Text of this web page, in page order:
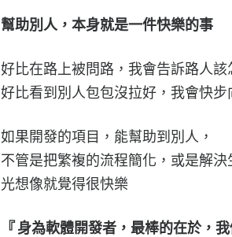
幫助別人，本身就是一件快樂的事
好比在路上被問路，我會告訴路人
好比看到別人包包沒拉好，我會快
如果開發的項目，能幫助到別人，
不管是把繁複的流程簡化，或是解決
光想像就覺得很快樂
『 身為軟體開發者，最棒的在於，